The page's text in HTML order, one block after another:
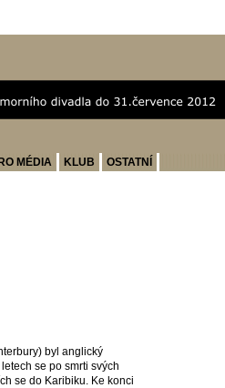
MÉDIA KLUB
OSTATNÍ
byl anglický
se po smrti svých
se do Karibiku. Ke konci